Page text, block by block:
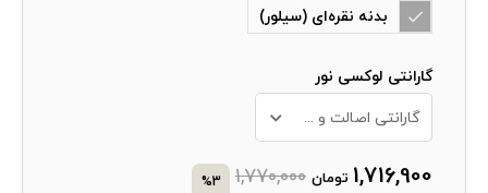
بدنه نقره‌ای (سیلور)
گارانتی لوکسی نور
گارانتی اصالت و سلامت فیزیکی کالا + 10 سال خدمات پس از فروش
1,716,900 تومان 1,770,000
%3